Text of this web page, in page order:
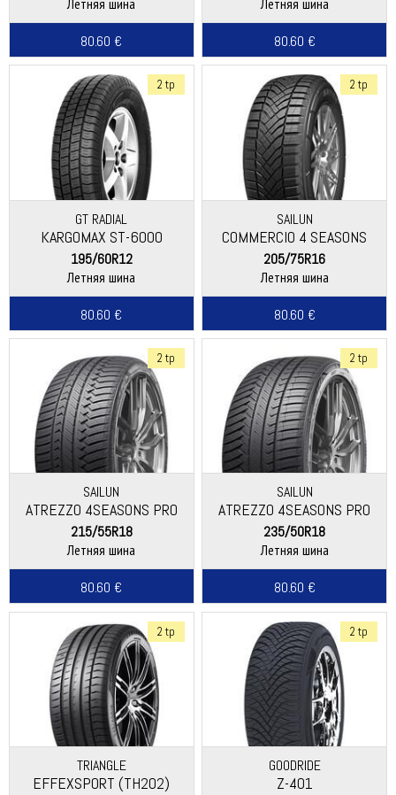
80.60 €
80.60 €
2 tp
GT RADIAL
KARGOMAX ST-6000
195/60R12
Летняя шина
80.60 €
2 tp
SAILUN
COMMERCIO 4 SEASONS
205/75R16
Летняя шина
80.60 €
2 tp
SAILUN
ATREZZO 4SEASONS PRO
EV
215/55R18
Летняя шина
80.60 €
2 tp
SAILUN
ATREZZO 4SEASONS PRO
235/50R18
Летняя шина
80.60 €
2 tp
TRIANGLE
EFFEXSPORT (TH202)
2 tp
GOODRIDE
Z-401